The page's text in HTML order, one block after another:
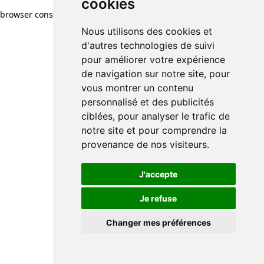
cookies
Nous utilisons des cookies et
d'autres technologies de suivi
pour améliorer votre expérience
de navigation sur notre site, pour
vous montrer un contenu
personnalisé et des publicités
ciblées, pour analyser le trafic de
notre site et pour comprendre la
provenance de nos visiteurs.
J'accepte
Je refuse
Changer mes préférences
browser console for more information)